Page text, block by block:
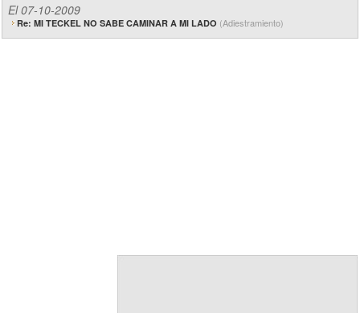
El 07-10-2009
Re: MI TECKEL NO SABE CAMINAR A MI LADO (Adiestramiento)